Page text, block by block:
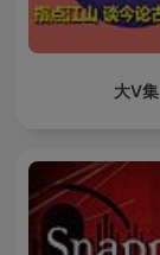
大V集